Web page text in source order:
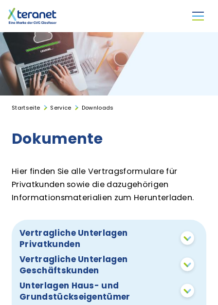
Startseite Service Downloads
Dokumente
Hier finden Sie alle Vertragsformulare für
Privatkunden sowie die dazugehörigen
Informationsmaterialien zum Herunterladen.
Vertragliche Unterlagen
Privatkunden
Vertragliche Unterlagen
Geschäftskunden
Unterlagen Haus- und
Grundstückseigentümer